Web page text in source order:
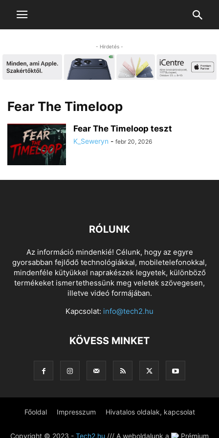
- Hirdetés -
Fear The Timeloop
Fear The Timeloop teszt
K_Seweryn - febr 20, 2026
RÓLUNK
Az információ mindenkié! Célunk, hogy az egyre
gyorsabban fejlődő technológiákkal, mobiletelefonokkal,
mindenféle kütyükkel naprakészek legyetek, különböző
termékeket ismertethessünk meg veletek szövegesen,
illetve videó formájában.
Kapcsolat: info@tech2.hu
KÖVESS MINKET
Főoldal Impresszum Hivatalos oldalak, kapcsolat
Copyright © 2023 - Tech2.hu /// A weboldalunk a Prémium